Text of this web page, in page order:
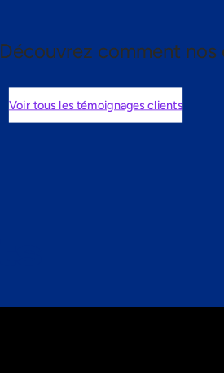
Découvrez comment
Voir tous les témoignages clients